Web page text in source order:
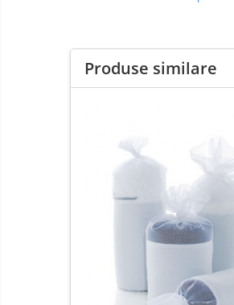
Produse similare